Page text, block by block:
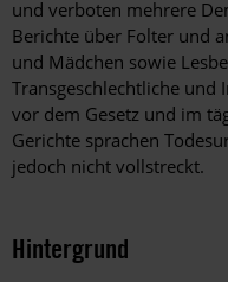
und verboten mehrere
Berichte über Folter und
und Mädchen sowie
Transgeschlechtliche
vor dem Gesetz und im
Gerichte sprachen
jedoch nicht vollstreckt.
Hintergrund